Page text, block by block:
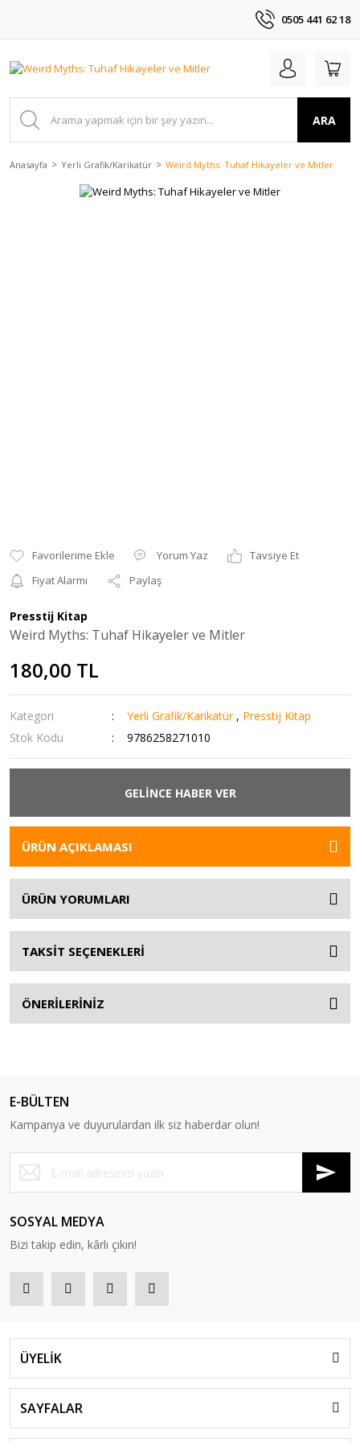
0505 441 62 18
ARA
Anasayfa Yerli Grafik/Karikatür Weird Myths: Tuhaf Hikayeler ve Mitler
Yorum Yaz
Tavsiye Et
Fiyat Alarmı
Paylaş
Presstij Kitap
Weird Myths: Tuhaf Hikayeler ve Mitler
180,00 TL
Kategori Yerli Grafik/Karikatür , Presstij Kitap
Stok Kodu
9786258271010
GELİNCE HABER VER
ÜRÜN AÇIKLAMASI
ÜRÜN YORUMLARI
TAKSİT SEÇENEKLERİ
ÖNERİLERİNİZ
E-BÜLTEN
Kampanya ve duyurulardan ilk siz haberdar olun!
SOSYAL MEDYA
Bizi takip edin, kârlı çıkın!
ÜYELİK
SAYFALAR